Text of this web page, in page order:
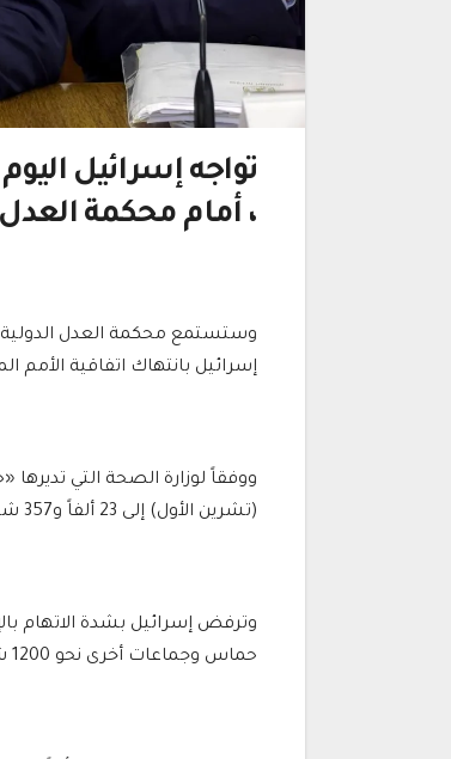
تواجه إسرائيل
، أمام محكمة
وستستمع محكمة العدل
إسرائيل بانتهاك اتفاقية
ووفقاً لوزارة الصحة التي
(تشرين الأول) إلى 23 ألفاً و357 شخصاً.
وترفض إسرائيل بشدة الاتهام
حماس وجماعات أخرى نحو 1200 شخص خلال هجوم على إسرائيل في 7 أكتوبر.